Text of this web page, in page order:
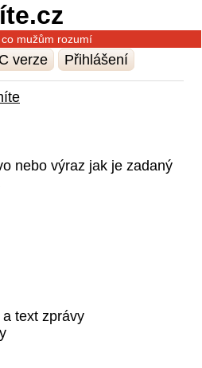
mužům rozumí
verze Přihlášení
nebo výraz jak je zadaný
text zprávy